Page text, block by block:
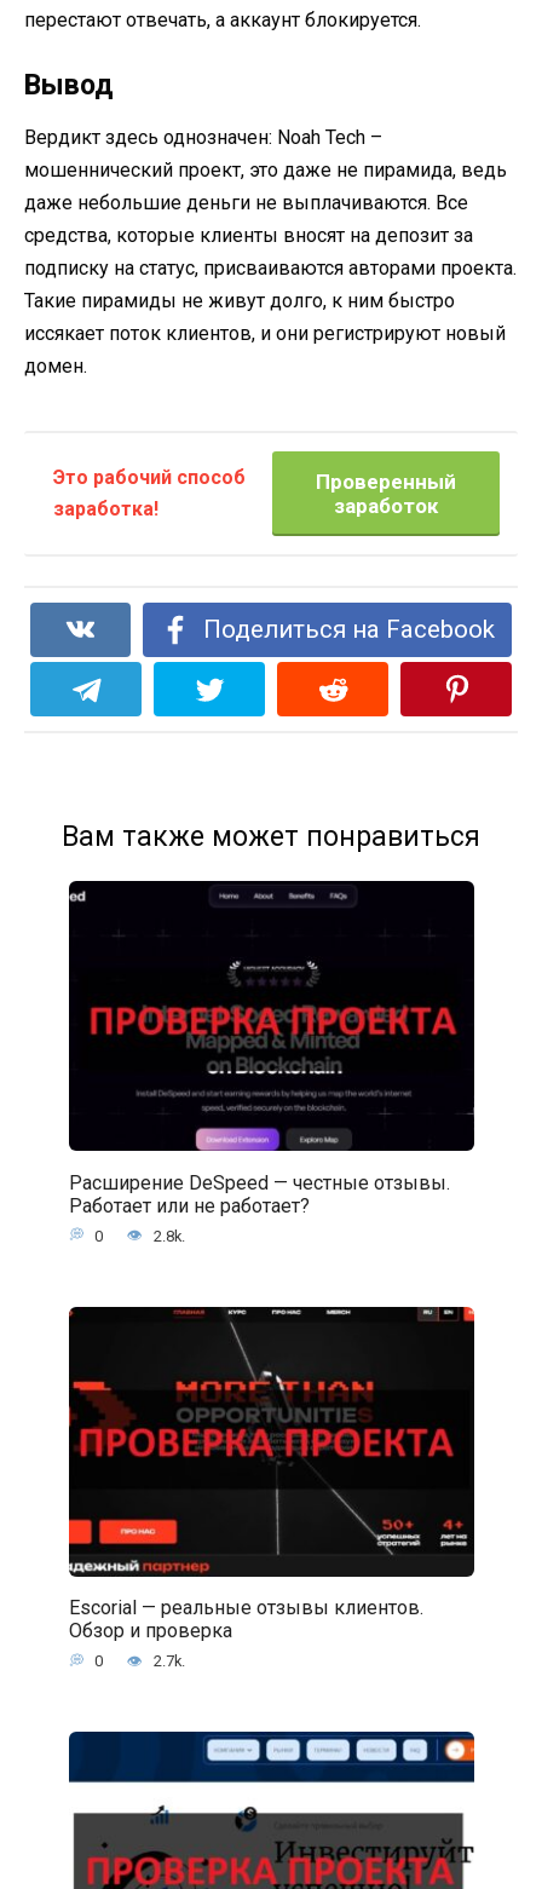
перестают отвечать, а аккаунт блокируется.
Вывод
Вердикт здесь однозначен: Noah Tech –
мошеннический проект, это даже не пирамида, ведь
даже небольшие деньги не выплачиваются. Все
средства, которые клиенты вносят на депозит за
подписку на статус, присваиваются авторами проекта.
Такие пирамиды не живут долго, к ним быстро
иссякает поток клиентов, и они регистрируют новый
домен.
Это рабочий способ
заработка!
Проверенный
заработок
Поделиться на Facebook
Вам также может понравиться
Расширение DeSpeed — честные отзывы.
Работает или не работает?
0 2.8k.
Escorial — реальные отзывы клиентов.
Обзор и проверка
0 2.7k.